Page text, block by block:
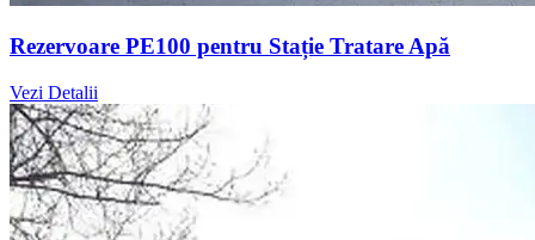
Rezervoare PE100 pentru Stație Tratare Apă
Vezi Detalii